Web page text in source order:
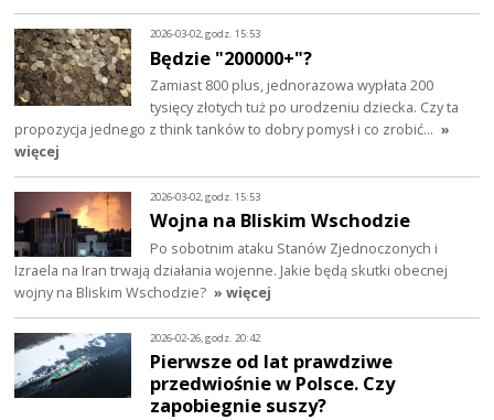
2026-03-02, godz. 15:53
Będzie "200000+"?
Zamiast 800 plus, jednorazowa wypłata 200
tysięcy złotych tuż po urodzeniu dziecka. Czy ta
propozycja jednego z think tanków to dobry pomysł i co zrobić… »
więcej
2026-03-02, godz. 15:53
Wojna na Bliskim Wschodzie
Po sobotnim ataku Stanów Zjednoczonych i
Izraela na Iran trwają działania wojenne. Jakie będą skutki obecnej
wojny na Bliskim Wschodzie? » więcej
2026-02-26, godz. 20:42
Pierwsze od lat prawdziwe
przedwiośnie w Polsce. Czy
zapobiegnie suszy?